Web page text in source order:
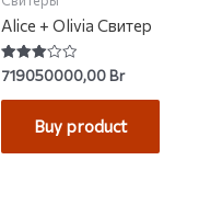
Alice + Olivia Свитер
Rated
3.00
out of
719050000,00Br
Buy product